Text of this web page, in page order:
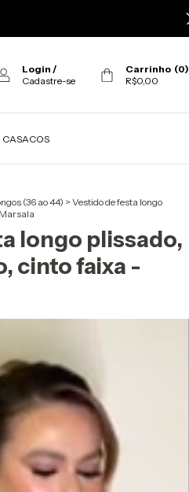
Login /
Cadastre-se
Carrinho (0)
R$0,00
CASACOS
(36 ao 44) > Vestido de festa longo
longo plissado,
cinto faixa -